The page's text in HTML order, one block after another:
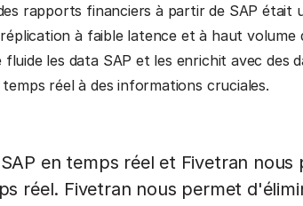
rapports financiers à partir de SAP était
à faible latence et à haut volume
fluide les data SAP et les enrichit avec des
réel à des informations cruciales.
en temps réel et Fivetran nous
réel. Fivetran nous permet